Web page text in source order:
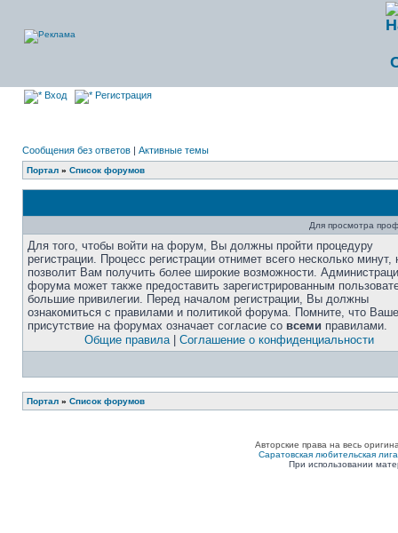
Вход Регистрация
Сообщения без ответов | Активные темы
Портал » Список форумов
Для просмотра
Для того, чтобы войти на форум, Вы должны пройти процедуру
регистрации. Процесс регистрации отнимет всего несколько минут,
позволит Вам получить более широкие возможности.
форума может также предоставить зарегистрированным
большие привилегии. Перед началом регистрации, Вы должны
ознакомиться с правилами и политикой форума. Помните, что Ваше
присутствие на форумах означает согласие со всеми правилами.
Общие правила| Соглашение о конфиденциальности
Портал » Список форумов
Авторские права на весь
Саратовская любительская
При использовании